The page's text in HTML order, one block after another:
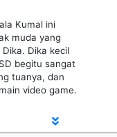
Kumal ini
muda yang
Dika kecil
begitu sangat
tuanya, dan
video game.